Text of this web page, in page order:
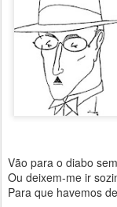
Vão para o diabo
Ou deixem-me ir
Para que havemos